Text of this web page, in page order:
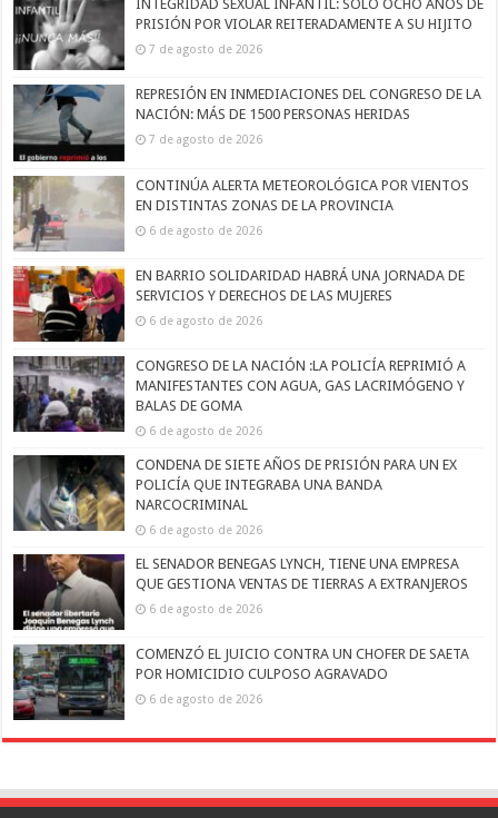
INTEGRIDAD SEXUAL INFANTIL: SOLO OCHO AÑOS DE
PRISIÓN POR VIOLAR REITERADAMENTE A SU HIJITO
7 de agosto de 2026
REPRESIÓN EN INMEDIACIONES DEL CONGRESO DE LA
NACIÓN: MÁS DE 1500 PERSONAS HERIDAS
7 de agosto de 2026
CONTINÚA ALERTA METEOROLÓGICA POR VIENTOS
EN DISTINTAS ZONAS DE LA PROVINCIA
6 de agosto de 2026
EN BARRIO SOLIDARIDAD HABRÁ UNA JORNADA DE
SERVICIOS Y DERECHOS DE LAS MUJERES
6 de agosto de 2026
CONGRESO DE LA NACIÓN :LA POLICÍA REPRIMIÓ A
MANIFESTANTES CON AGUA, GAS LACRIMÓGENO Y
BALAS DE GOMA
6 de agosto de 2026
CONDENA DE SIETE AÑOS DE PRISIÓN PARA UN EX
POLICÍA QUE INTEGRABA UNA BANDA
NARCOCRIMINAL
6 de agosto de 2026
EL SENADOR BENEGAS LYNCH, TIENE UNA EMPRESA
QUE GESTIONA VENTAS DE TIERRAS A EXTRANJEROS
6 de agosto de 2026
COMENZÓ EL JUICIO CONTRA UN CHOFER DE SAETA
POR HOMICIDIO CULPOSO AGRAVADO
6 de agosto de 2026